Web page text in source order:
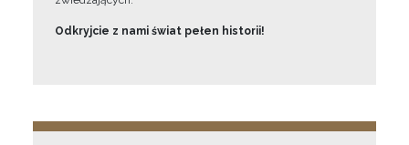
Odkryjcie z nami świat pełen historii!